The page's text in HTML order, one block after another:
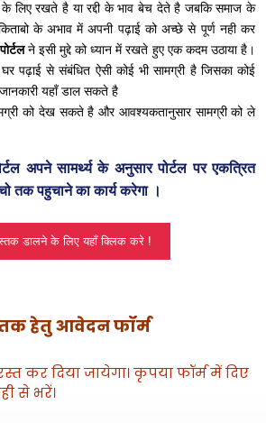
के लिए रखते है या रद्दी के भाव बेच देते है जबकि समाज के
के अभाव में अपनी पढ़ाई को अच्छे से पूर्ण नही कर
ने इसी मुद्दे को ध्यान में रखते हुए एक कदम उठाया है।
पढ़ाई से संबंधित ऐसी कोई भी सामग्री है जिसका कोई
यहाँ डाल सकते है
को देख सकते है और आवश्यकतानुसार सामग्री को ले
अपने सामर्थ्य के अनुसार पोर्टल पर एकत्रित
तक पहुचाने का कार्य करेगा ।
डालने के लिए यहाँ क्लिक करे !
हेतु आवेदन फॉर्म
कर दिया जायेगा। कृपया फॉर्म में दिए
से भरें।